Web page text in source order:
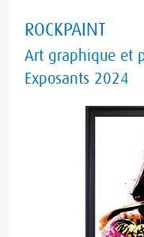
ROCKPAINT
Art graphique et
Exposants 2024
ROCKPAINT